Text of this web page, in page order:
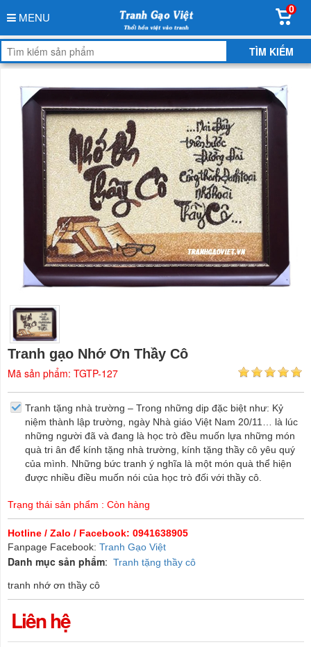
MENU
0
Tranh gạo Nhớ Ơn Thầy Cô
Mã sản phẩm: TGTP-127
Tranh tặng nhà trường – Trong những dịp đặc biệt như: Kỷ
niệm thành lập trường, ngày Nhà giáo Việt Nam 20/11… là lúc
những người đã và đang là học trò đều muốn lựa những món
quà tri ân để kính tặng nhà trường, kính tặng thầy cô yêu quý
của mình. Những bức tranh ý nghĩa là một món quà thể hiện
được nhiều điều muốn nói của học trò đối với thầy cô.
Trạng thái sản phẩm : Còn hàng
Hotline / Zalo / Facebook: 0941638905
Fanpage Facebook: Tranh Gạo Việt
Danh mục sản phẩm: Tranh tặng thầy cô
tranh nhớ ơn thầy cô
Liên hệ